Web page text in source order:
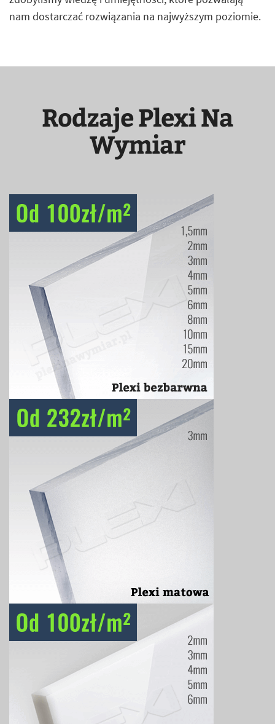
nam dostarczać rozwiązania na najwyższym poziomie.
Rodzaje Plexi Na
Wymiar